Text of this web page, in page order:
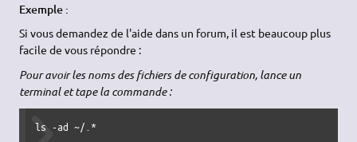
Exemple :
Si vous demandez de l'aide dans un forum, il est beaucoup plus
facile de vous répondre :
Pour avoir les noms des fichiers de configuration, lance un
terminal et tape la commande :
ls -ad ~/.*